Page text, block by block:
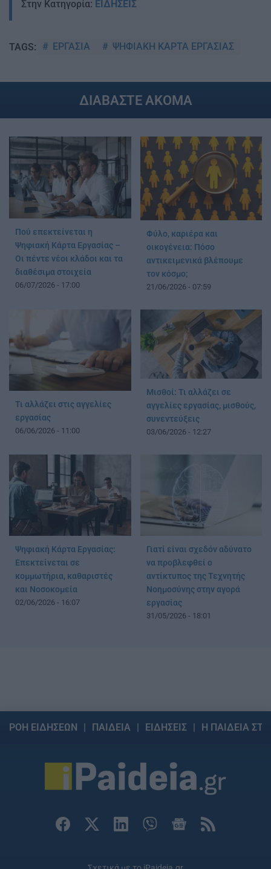
Στην Κατηγορία: ΕΙΔΗΣΕΙΣ
TAGS: ΕΡΓΑΣΙΑ ΨΗΦΙΑΚΗ ΚΑΡΤΑ ΕΡΓΑΣΙΑΣ
ΔΙΑΒΑΣΤΕ ΑΚΟΜΑ
Πού επεκτείνεται η
Ψηφιακή Κάρτα Εργασίας –
Οι πέντε νέοι κλάδοι και τα
διαθέσιμα στοιχεία
06/07/2026 - 17:00
Φύλο, καριέρα και
οικογένεια: Πόσο
αντικειμενικά βλέπουμε
τον κόσμο;
21/06/2026 - 07:59
Τι αλλάζει στις αγγελίες
εργασίας
06/06/2026 - 11:00
Μισθοί: Τι αλλάζει σε
αγγελίες εργασίας, μισθούς,
συνεντεύξεις
03/06/2026 - 12:27
Ψηφιακή Κάρτα Εργασίας:
Επεκτείνεται σε
κομμωτήρια, καθαριστές
και Νοσοκομεία
02/06/2026 - 16:07
Γιατί είναι σχεδόν αδύνατο
να προβλεφθεί ο
αντίκτυπος της Τεχνητής
Νοημοσύνης στην αγορά
εργασίας
31/05/2026 - 18:01
ΡΟΗ ΕΙΔΗΣΕΩΝ ΠΑΙΔΕΙΑ ΕΙΔΗΣΕΙΣ Η ΠΑΙΔΕΙΑ